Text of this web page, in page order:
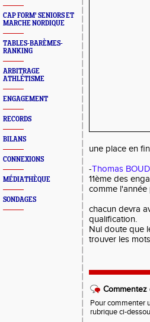
CAP FORM' SENIORS ET
MARCHE NORDIQUE
TABLES-BARÈMES-
RANKING
ARBITRAGE
ATHLÉTISME
ENGAGEMENT
RECORDS
BILANS
CONNEXIONS
MÉDIATHÈQUE
SONDAGES
une place en
-Thomas
11ème des
comme l'année
chacun devra
qualification.
Nul doute que
trouver les
Commentez
Pour commenter
rubrique ci-